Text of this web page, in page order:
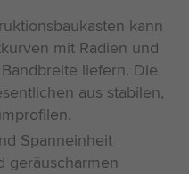
kann
mit Radien und
liefern. Die
aus stabilen,
Spanneinheit
geräuscharmen